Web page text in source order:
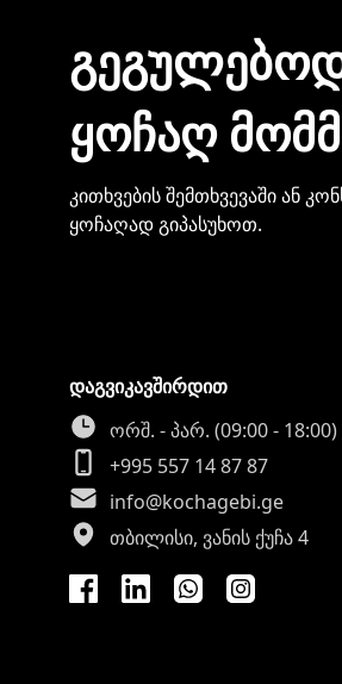
ᲧᲝᲩᲐᲦ
კითხვების შემთხვევაში ან
ყოჩაღად გიპასუხოთ.
დაგვიკავშირდით
ორშ. - პარ. (09:00 - 18:00)
+995 557 14 87 87
info@kochagebi.ge
თბილისი, ვანის ქუჩა 4